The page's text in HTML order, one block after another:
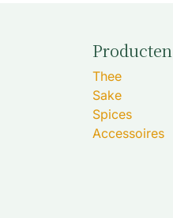
Producten
Thee
Sake
Spices
Accessoires